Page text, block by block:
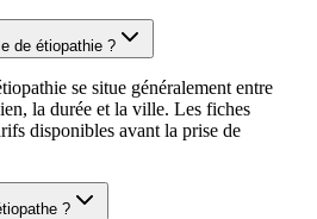
de étiopathie ?
se situe généralement entre
la durée et la ville. Les fiches
disponibles avant la prise de
?